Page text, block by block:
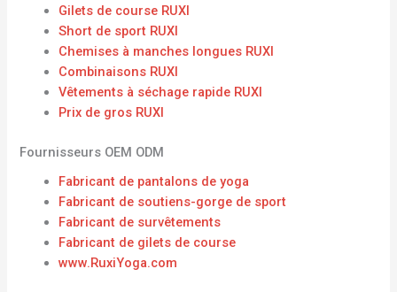
Gilets de course RUXI
Short de sport RUXI
Chemises à manches longues RUXI
Combinaisons RUXI
Vêtements à séchage rapide RUXI
Prix ​​de gros RUXI
Fournisseurs OEM ODM
Fabricant de pantalons de yoga
Fabricant de soutiens-gorge de sport
Fabricant de survêtements
Fabricant de gilets de course
www.RuxiYoga.com